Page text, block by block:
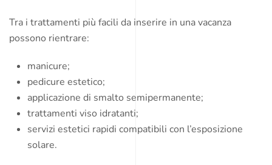
Tra i trattamenti più facili da inserire in una vacanza
possono rientrare:
manicure;
pedicure estetico;
applicazione di smalto semipermanente;
trattamenti viso idratanti;
servizi estetici rapidi compatibili con l’esposizione
solare.